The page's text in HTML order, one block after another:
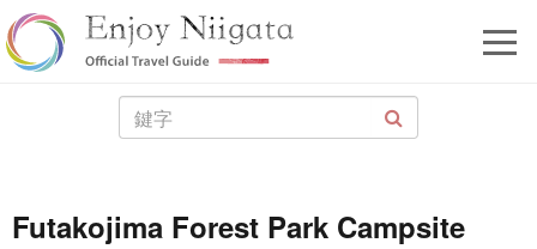
Futakojima Forest Park Campsite